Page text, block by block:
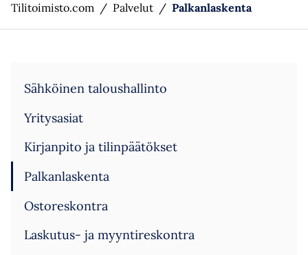
Tilitoimisto.com / Palvelut / Palkanlaskenta
Sähköinen taloushallinto
Yritysasiat
Kirjanpito ja tilinpäätökset
Palkanlaskenta
Ostoreskontra
Laskutus- ja myyntireskontra